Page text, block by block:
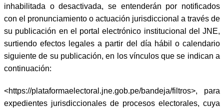
inhabilitada o desactivada, se entenderán por notificados
con el pronunciamiento o actuación jurisdiccional a través de
su publicación en el portal electrónico institucional del JNE,
surtiendo efectos legales a partir del día hábil o calendario
siguiente de su publicación, en los vínculos que se indican a
continuación:
<https://plataformaelectoral.jne.gob.pe/bandeja/filtros>, para
expedientes jurisdiccionales de procesos electorales, cuya